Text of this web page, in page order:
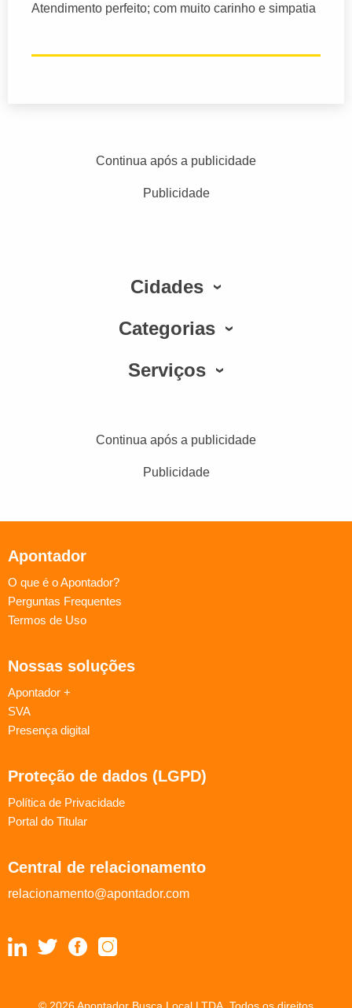
Atendimento perfeito; com muito carinho e simpatia
Continua após a publicidade
Publicidade
Cidades
Categorias
Serviços
Continua após a publicidade
Publicidade
Apontador
O que é o Apontador?
Perguntas Frequentes
Termos de Uso
Nossas soluções
Apontador +
SVA
Presença digital
Proteção de dados (LGPD)
Política de Privacidade
Portal do Titular
Central de relacionamento
relacionamento@apontador.com
© 2026 Apontador Busca Local LTDA. Todos os direitos